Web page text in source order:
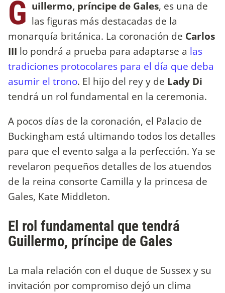
G uillermo, príncipe de Gales, es una de
las figuras más destacadas de la
monarquía británica. La coronación de Carlos
III lo pondrá a prueba para adaptarse a las
tradiciones protocolares para el día que deba
asumir el trono. El hijo del rey y de Lady Di
tendrá un rol fundamental en la ceremonia.
A pocos días de la coronación, el Palacio de
Buckingham está ultimando todos los detalles
para que el evento salga a la perfección. Ya se
revelaron pequeños detalles de los atuendos
de la reina consorte Camilla y la princesa de
Gales, Kate Middleton.
El rol fundamental que tendrá
Guillermo, príncipe de Gales
La mala relación con el duque de Sussex y su
invitación por compromiso dejó un clima